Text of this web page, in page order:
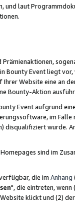
und laut
Bounty Event liegt
Ihrer Website eine
Bounty-Aktion
Event aufgrund
im
disqualifiziert wurde.
sind im
die im Anhang
", die eintreten, wenn
klickt und (2)